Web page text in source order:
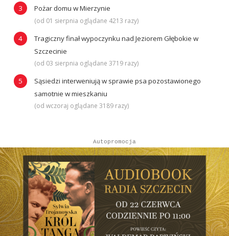
Pożar domu w Mierzynie
(od 01 sierpnia oglądane 4213 razy)
Tragiczny finał wypoczynku nad Jeziorem Głębokie w
Szczecinie
(od 03 sierpnia oglądane 3719 razy)
Sąsiedzi interweniują w sprawie psa pozostawionego
samotnie w mieszkaniu
(od wczoraj oglądane 3189 razy)
Autopromocja